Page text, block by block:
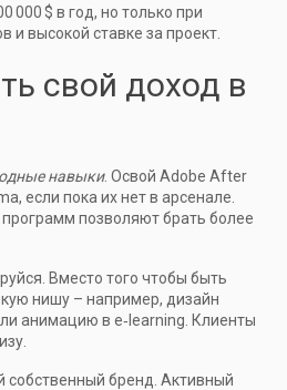
000 $ в год, но только при
и высокой ставке за проект.
свой доход в
навыки. Освой Adobe After
если пока их нет в арсенале.
позволяют брать более
Вместо того чтобы быть
нишу – например, дизайн
анимацию в e‑learning. Клиенты
собственный бренд. Активный